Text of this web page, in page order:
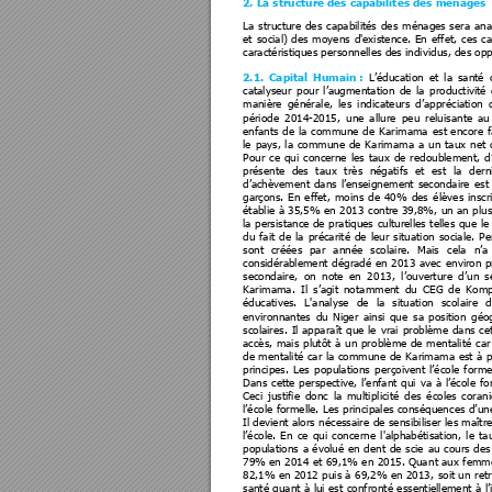
2. La structure des capabilités des ménages
La structure des capabilités des ménages sera
et social) des moyens d'existence. En effet, ces
caractéristiques personnelles des individus, des
2.1. Capital Humain : L’éducation et la santé
catalyseur pour l’augmentation de la productivité
manière généra le, les indicateurs d’appréciation
période 2014-2015, une allure peu reluisante au
enfants de la commune de Karimama est encore
le pays, la commune de Karimama a un taux net
Pour ce qui concerne les taux de redoublement,
présente des  taux très négatifs et est
  la
de
d’achèvement dans l’enseignement secondaire est
garçons. En effet, moins de 40% des élèves
établie à 35,5% en 2013 contre 39,8%, un an
la persistance de pratiques culturelles telles que le
du fait de la précarité de leur situation sociale.
sont créées par année scolaire. Mais cela
n’a
considérablement dégradé en 2013 avec environ
secondaire, on note en 2013, l’ouverture d’un
Karimama. Il s’agit notamment du CEG de
éducatives. L'analyse de la situation scolaire
environnantes du Niger ainsi que sa position
scolaires. Il apparaît que le vrai problème dans
accès, mais plutôt à un problème de mentalité car
de mentalité car la commune de Karimama est à
principes. Les populations perçoivent l’école
Dans cette perspective, l’enfant qui va à l’école
Ceci justifie donc la multiplicité des écoles
l’école formelle. Les principales conséquences d’
Il devient alors nécessaire de sensibiliser les maître
l’école. En ce qui concerne l'alphabétisation, le
populations a évolué en dent de scie au cours des
79% en 2014 et 69,1% en 2015. Quant aux
82,1% en 2012 puis à 69,2% en 2013, soit un
santé quant à lui est confronté essentiellement à